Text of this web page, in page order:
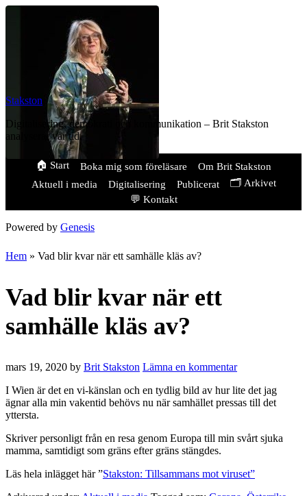
Stakston
Digitalisering, demokrati och kommunikation – Brit Stakston
analyserar vår tid.
🏠 Start Boka mig som föreläsare
Om Brit Stakston
Aktuell i media
Digitalisering Publicerat
🗂️ Arkivet
💬 Kontakt
Powered by Genesis
Hem » Vad blir kvar när ett samhälle kläs av?
Vad blir kvar när ett
samhälle kläs av?
mars 19, 2020 by Brit Stakston Lämna en kommentar
I Wien är det en vi-känslan och en tydlig bild av hur lite det jag
ägnar alla min vakentid behövs nu när samhället pressas till det
yttersta.
Skriver personligt från en resa genom Europa till min svårt sjuka
mamma, samtidigt som gräns efter gräns stängdes.
Läs hela inlägget här ”Stakston: Tillsammans mot viruset”